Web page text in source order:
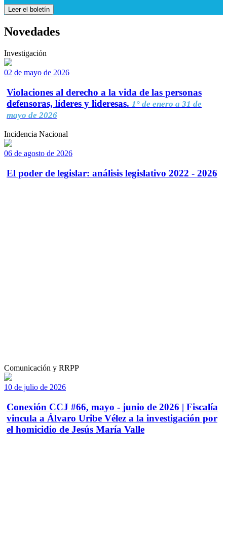
Leer el boletín
Novedades
Investigación
02 de mayo de 2026
Violaciones al derecho a la vida de las personas
defensoras, líderes y lideresas. 1° de enero a 31 de
mayo de 2026
Incidencia Nacional
06 de agosto de 2026
El poder de legislar: análisis legislativo 2022 - 2026
Comunicación y RRPP
10 de julio de 2026
Conexión CCJ #66, mayo - junio de 2026 | Fiscalía
vincula a Álvaro Uribe Vélez a la investigación por
el homicidio de Jesús María Valle